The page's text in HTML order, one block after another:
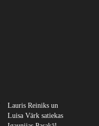
Lauris Reiniks un
Luisa Värk satiekas